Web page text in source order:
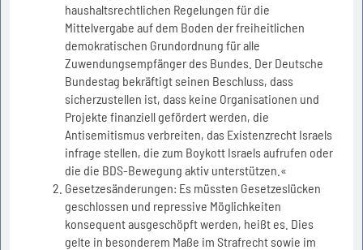
haushaltsrechtlichen Regelungen für die
Mittelvergabe auf dem Boden der freiheitlichen
demokratischen Grundordnung für alle
Zuwendungsempfänger des Bundes. Der Deutsche
Bundestag bekräftigt seinen Beschluss, dass
sicherzustellen ist, dass keine Organisationen und
Projekte finanziell gefördert werden, die
Antisemitismus verbreiten, das Existenzrecht Israels
infrage stellen, die zum Boykott Israels aufrufen oder
die die BDS-Bewegung aktiv unterstützen.«
Gesetzesänderungen: Es müssten Gesetzeslücken
geschlossen und repressive Möglichkeiten
konsequent ausgeschöpft werden, heißt es. Dies
gelte in besonderem Maße im Strafrecht sowie im